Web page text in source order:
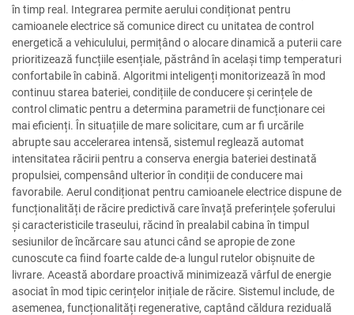
în timp real. Integrarea permite aerului condiționat pentru
camioanele electrice să comunice direct cu unitatea de control
energetică a vehiculului, permițând o alocare dinamică a puterii care
prioritizează funcțiile esențiale, păstrând în același timp temperaturi
confortabile în cabină. Algoritmi inteligenți monitorizează în mod
continuu starea bateriei, condițiile de conducere și cerințele de
control climatic pentru a determina parametrii de funcționare cei
mai eficienți. În situațiile de mare solicitare, cum ar fi urcările
abrupte sau accelerarea intensă, sistemul reglează automat
intensitatea răcirii pentru a conserva energia bateriei destinată
propulsiei, compensând ulterior în condiții de conducere mai
favorabile. Aerul condiționat pentru camioanele electrice dispune de
funcționalități de răcire predictivă care învață preferințele șoferului
și caracteristicile traseului, răcind în prealabil cabina în timpul
sesiunilor de încărcare sau atunci când se apropie de zone
cunoscute ca fiind foarte calde de-a lungul rutelor obișnuite de
livrare. Această abordare proactivă minimizează vârful de energie
asociat în mod tipic cerințelor inițiale de răcire. Sistemul include, de
asemenea, funcționalități regenerative, captând căldura reziduală